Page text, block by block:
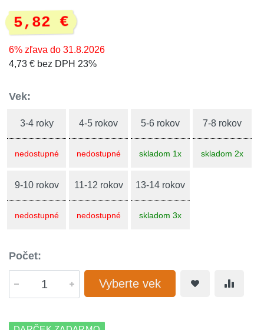
5,82 €
6% zľava do 31.8.2026
4,73 € bez DPH 23%
Vek:
3-4 roky
nedostupné
4-5 rokov
nedostupné
5-6 rokov
skladom 1x
7-8 rokov
skladom 2x
9-10 rokov
nedostupné
11-12 rokov
nedostupné
13-14 rokov
skladom 3x
Počet:
Vyberte vek